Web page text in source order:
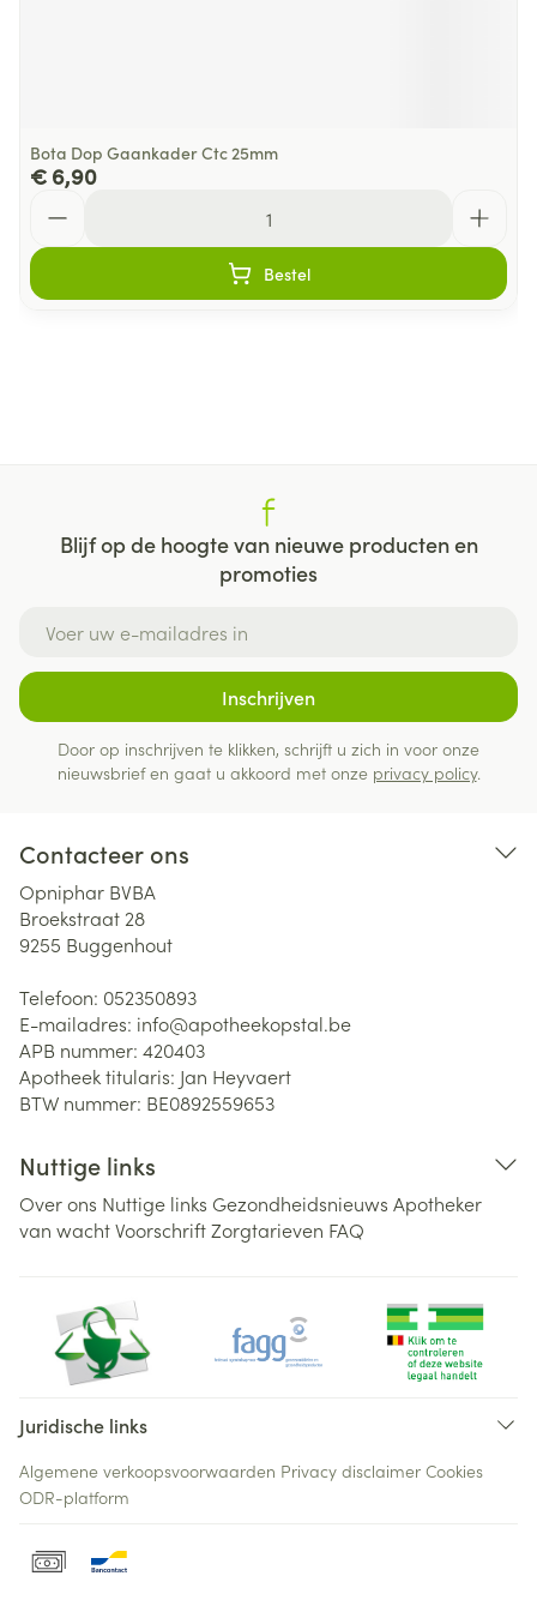
Bota Dop Gaankader Ctc 25mm
€ 6,90
Bestel
Blijf op de hoogte van nieuwe producten en
promoties
Inschrijven
Door op inschrijven te klikken, schrijft u zich in voor onze
nieuwsbrief en gaat u akkoord met onze privacy policy.
Contacteer ons
Opniphar BVBA
Broekstraat 28
9255 Buggenhout
Telefoon: 052350893
E-mailadres: info@apotheekopstal.be
APB nummer: 420403
Apotheek titularis: Jan Heyvaert
BTW nummer: BE0892559653
Nuttige links
Over ons Nuttige links Gezondheidsnieuws Apotheker
van wachtVoorschriftZorgtarieven FAQ
Juridische links
Algemene verkoopsvoorwaarden Privacy disclaimer Cookies
ODR-platform